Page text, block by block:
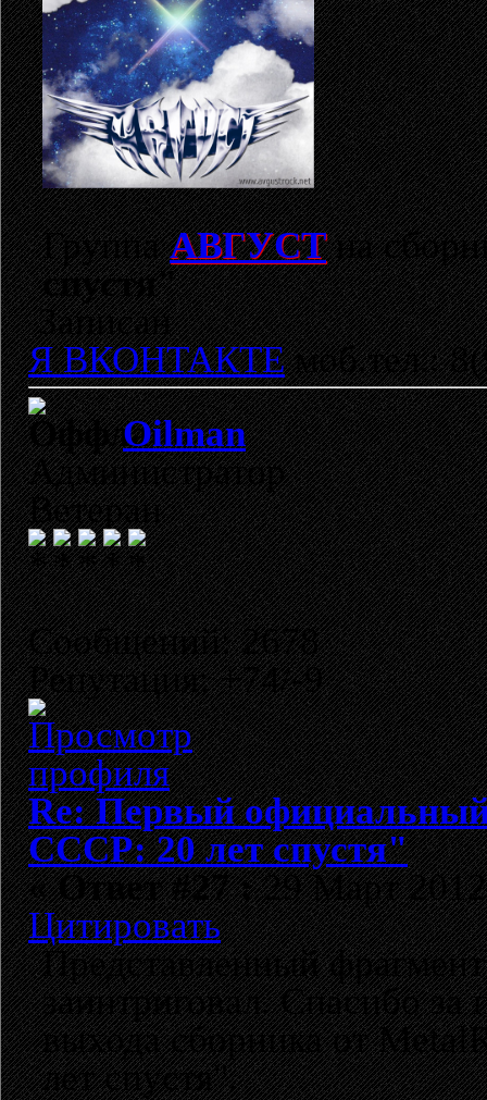
ГруппаАВГУСТна
спустя"
Записан
Я ВКОНТАКТЕмоб.тел.:
Oilman
Администратор
Ветеран
Сообщений: 2678
Репутация: +74/-9
Re: Первый
СССР: 20 лет спустя"
«Ответ #27 :29 Март
Цитировать
Представленный
заинтриговал. Спасибо
выхода сборника от
лет спустя".